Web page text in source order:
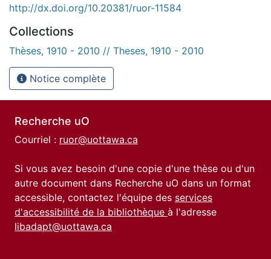
http://dx.doi.org/10.20381/ruor-11584
Collections
Thèses, 1910 - 2010 // Theses, 1910 - 2010
Notice complète
Recherche uO
Courriel : ruor@uottawa.ca
Si vous avez besoin d'une copie d'une thèse ou d'un
autre document dans Recherche uO dans un format
accessible, contactez l'équipe des services
d'accessibilité de la bibliothèque à l'adresse
libadapt@uottawa.ca